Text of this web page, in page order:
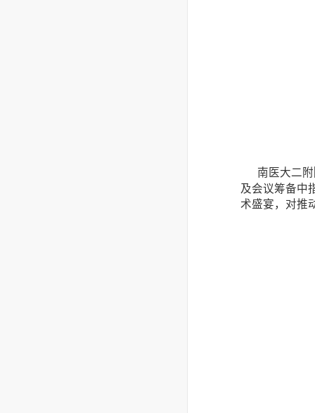
南医大二
及会议筹备中
术盛宴，对推